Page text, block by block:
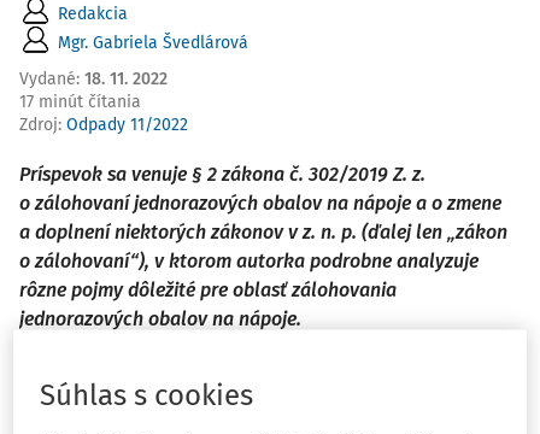
Redakcia
Mgr. Gabriela Švedlárová
Vydané: 18. 11. 2022
17 minút čítania
Zdroj: Odpady 11/2022
Príspevok sa venuje § 2 zákona č. 302/2019 Z. z.
o zálohovaní jednorazových obalov na nápoje a o zmene
a doplnení niektorých zákonov v z. n. p. (ďalej len „zákon
o zálohovaní“), v ktorom autorka podrobne analyzuje
rôzne pojmy dôležité pre oblasť zálohovania
jednorazových obalov na nápoje.
Súhlas s cookies